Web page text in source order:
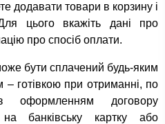
додавати товари в корзину і
цього вкажіть дані про
про спосіб оплати.
бути сплачений будь-яким
готівкою при отриманні, по
оформленням договору
на банківську картку або